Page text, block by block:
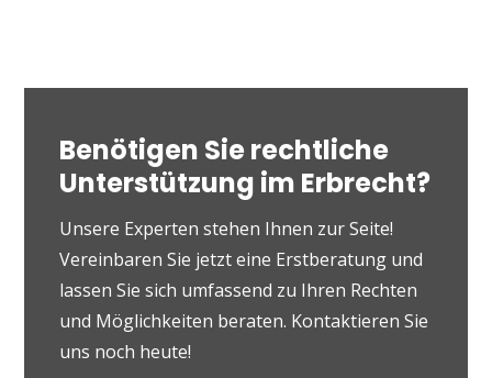
Benötigen Sie rechtliche
Unterstützung im Erbrecht?
Unsere Experten stehen Ihnen zur Seite!
Vereinbaren Sie jetzt eine Erstberatung und
lassen Sie sich umfassend zu Ihren Rechten
und Möglichkeiten beraten. Kontaktieren Sie
uns noch heute!